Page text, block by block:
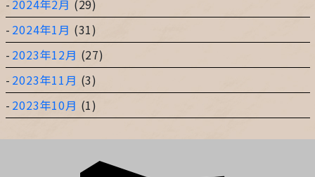
2024年2月 (29)
2024年1月 (31)
2023年12月 (27)
2023年11月 (3)
2023年10月 (1)